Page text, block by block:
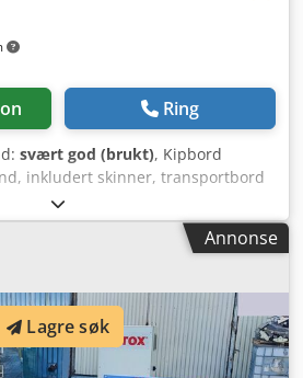
Ring
svært god (brukt), Kipbord
inkludert skinner, transportbord
Dy S Soctorf
Annonse
Lagre søk